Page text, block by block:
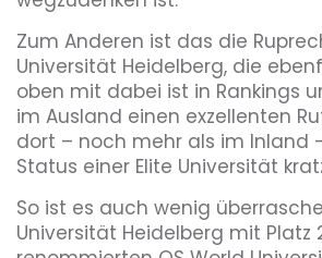
Zum Anderen ist das die
Universität Heidelberg, die
oben mit dabei ist in Rankings
im Ausland einen exzellenten
dort – noch mehr als im Inland
Status einer Elite Universität
So ist es auch wenig
Universität Heidelberg mit Platz